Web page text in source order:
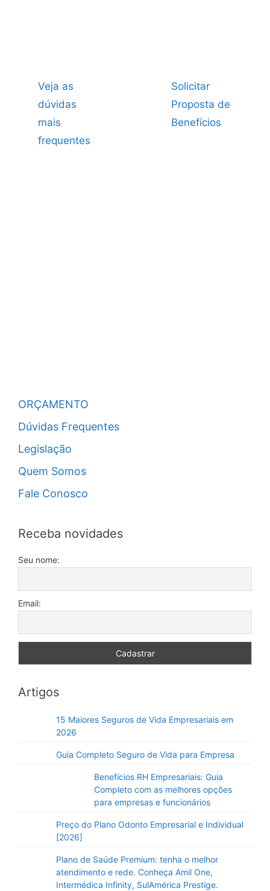
Veja as
dúvidas
mais
frequentes
Solicitar
Proposta de
Benefícios
ORÇAMENTO
Dúvidas Frequentes
Legislação
Quem Somos
Fale Conosco
Receba novidades
Seu nome:
Email:
Artigos
15 Maiores Seguros de Vida Empresariais em
2026
Guia Completo Seguro de Vida para Empresa
Benefícios RH Empresariais: Guia
Completo com as melhores opções
para empresas e funcionários
Preço do Plano Odonto Empresarial e Individual
[2026]
Plano de Saúde Premium: tenha o melhor
atendimento e rede. Conheça Amil One,
Intermédica Infinity, SulAmérica Prestige.